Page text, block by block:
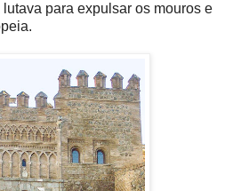
para expulsar os mouros e